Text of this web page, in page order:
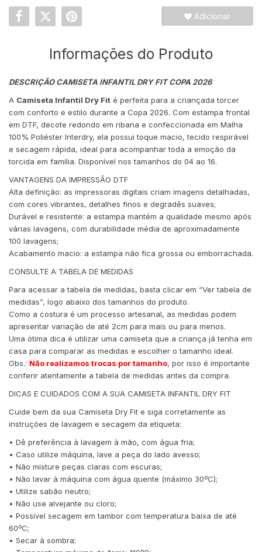
Adicionar
Informações do Produto
DESCRIÇÃO CAMISETA INFANTIL DRY FIT COPA 2026
A Camiseta Infantil Dry Fit é perfeita para a criançada torcer
com conforto e estilo durante a Copa 2026. Com estampa frontal
em DTF, decote redondo em ribana e confeccionada em Malha
100% Poliéster Interdry, ela possui toque macio, tecido respirável
e secagem rápida, ideal para acompanhar toda a emoção da
torcida em família. Disponível nos tamanhos do 04 ao 16.
VANTAGENS DA IMPRESSÃO DTF
Alta definição: as impressoras digitais criam imagens detalhadas,
com cores vibrantes, detalhes finos e degradês suaves;
Durável e resistente: a estampa mantém a qualidade mesmo após
várias lavagens, com durabilidade média de aproximadamente
100 lavagens;
Acabamento macio: a estampa não fica grossa ou emborrachada.
CONSULTE A TABELA DE MEDIDAS
Para acessar a tabela de medidas, basta clicar em “Ver tabela de
medidas”, logo abaixo dos tamanhos do produto.
Como a costura é um processo artesanal, as medidas podem
apresentar variação de até 2cm para mais ou para menos.
Uma ótima dica é utilizar uma camiseta que a criança já tenha em
casa para comparar as medidas e escolher o tamanho ideal.
Obs.: Não realizamos trocas por tamanho, por isso é importante
conferir atentamente a tabela de medidas antes da compra.
DICAS E CUIDADOS COM A SUA CAMISETA INFANTIL DRY FIT
Cuide bem da sua Camiseta Dry Fit e siga corretamente as
instruções de lavagem e secagem da etiqueta:
• Dê preferência à lavagem à mão, com água fria;
• Caso utilize máquina, lave a peça do lado avesso;
• Não misture peças claras com escuras;
• Não lavar à máquina com água quente (máximo 30ºC);
• Utilize sabão neutro;
• Não use alvejante ou cloro;
• Possível secagem em tambor com temperatura baixa de até
60ºC;
• Secar à sombra;